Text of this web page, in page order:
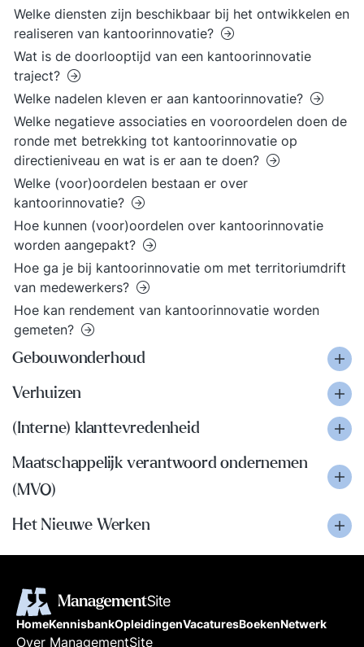
Welke diensten zijn beschikbaar bij het ontwikkelen en
realiseren van kantoorinnovatie?
Wat is de doorlooptijd van een kantoorinnovatie
traject?
Welke nadelen kleven er aan kantoorinnovatie?
Welke negatieve associaties en vooroordelen doen de
ronde met betrekking tot kantoorinnovatie op
directieniveau en wat is er aan te doen?
Welke (voor)oordelen bestaan er over
kantoorinnovatie?
Hoe kunnen (voor)oordelen over kantoorinnovatie
worden aangepakt?
Hoe ga je bij kantoorinnovatie om met territoriumdrift
van medewerkers?
Hoe kan rendement van kantoorinnovatie worden
gemeten?
Gebouwonderhoud
Verhuizen
(Interne) klanttevredenheid
Maatschappelijk verantwoord ondernemen
(MVO)
Het Nieuwe Werken
HomeKennisbankOpleidingenVacaturesBoekenNetwerk
Over ManagementSite